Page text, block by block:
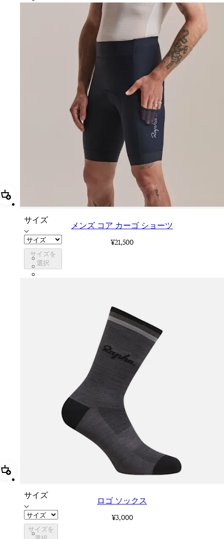
追加 メンズ コア カーゴ ショーツ
サイズ
サイズを
選択
メンズ コア カーゴ ショーツ
¥21,500
CCS05XXDNW
CCS05XXBLW
追加 ロゴ ソックス
サイズ
サイズを
ロゴ ソックス
¥3,000
LGK02XXMBG